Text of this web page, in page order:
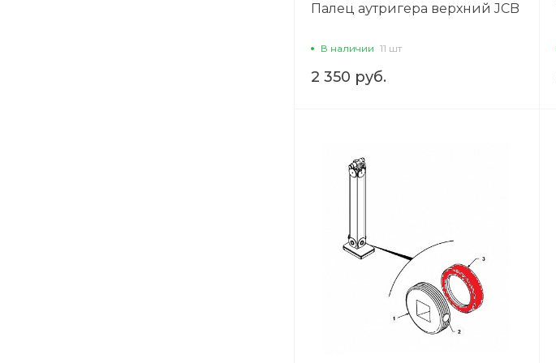
Палец аутригера верхний JCB
В наличии 11 шт
2 350 руб.